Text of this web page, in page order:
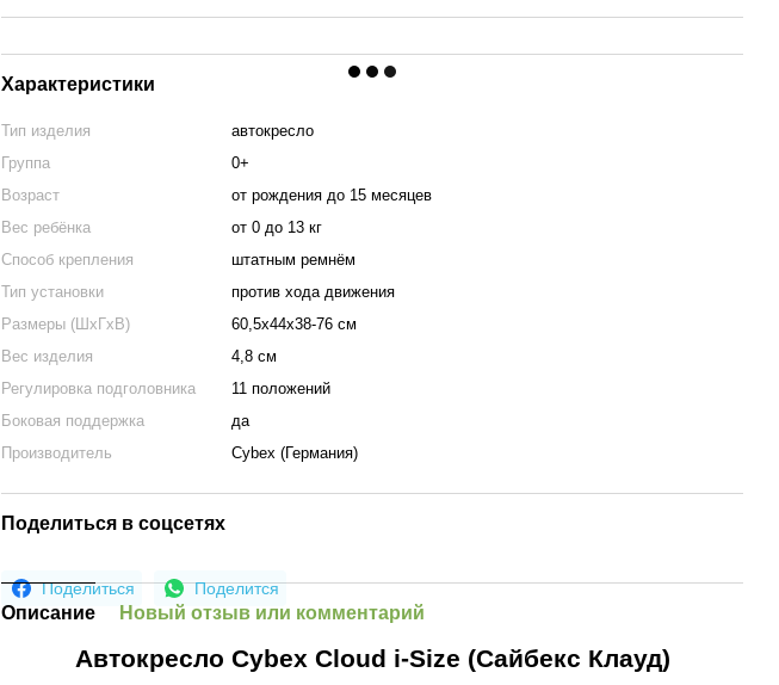
Характеристики
Тип изделия
автокресло
Группа
0+
Возраст
от рождения до 15 месяцев
Вес ребёнка
от 0 до 13 кг
Способ крепления
штатным ремнём
Тип установки
против хода движения
Размеры (ШхГхВ)
60,5х44х38-76 см
Вес изделия
4,8 см
Регулировка подголовника
11 положений
Боковая поддержка
да
Производитель
Cybex (Германия)
Поделиться в соцсетях
Поделиться Поделится
Описание Новый отзыв или комментарий
Автокресло Cybex Cloud i-Size (Сайбекс Клауд)